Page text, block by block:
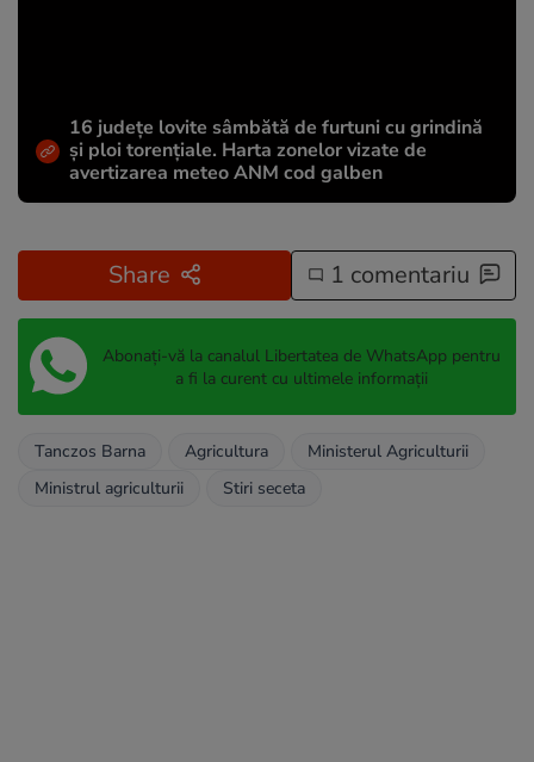
16 județe lovite sâmbătă de furtuni cu grindină
și ploi torențiale. Harta zonelor vizate de
avertizarea meteo ANM cod galben
Share 1 comentariu
Abonați-vă la canalul Libertatea de WhatsApp pentru
a fi la curent cu ultimele informații
Tanczos Barna Agricultura
Ministerul Agriculturii
Ministrul agriculturii
Stiri seceta